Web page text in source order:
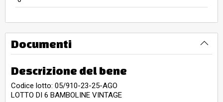
Documenti
Descrizione del bene
Codice lotto: 05/910-23-25-AGO
LOTTO DI 6 BAMBOLINE VINTAGE